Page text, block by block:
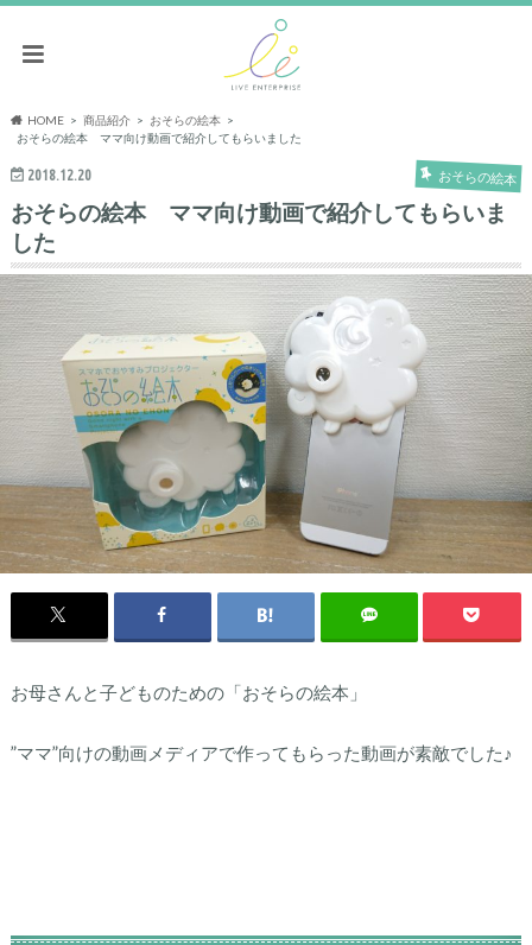
HOME 商品紹介
おそらの絵本
おそらの絵本 ママ向け動画で紹介してもらいました
2018.12.20 おそらの絵本
おそらの絵本 ママ向け動画で紹介してもらいま
した
お母さんと子どものための「おそらの絵本」
”ママ”向けの動画メディアで作ってもらった動画が素敵でした♪